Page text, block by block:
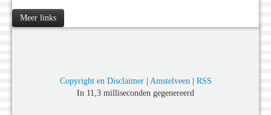
Meer links
Copyright en Disclaimer| Amstelveen| RSS
In 11,3 milliseconden gegenereerd